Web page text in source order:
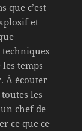
que c’est
et
techniques
temps
À écouter
les
chef de
ce que ce